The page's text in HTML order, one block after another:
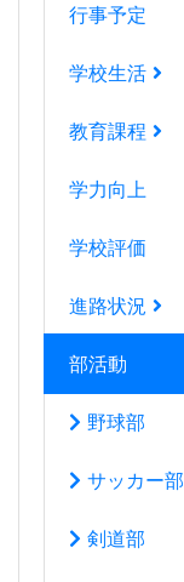
行事予定
学校生活
教育課程
学力向上
学校評価
進路状況
部活動
野球部
サッカー部
剣道部